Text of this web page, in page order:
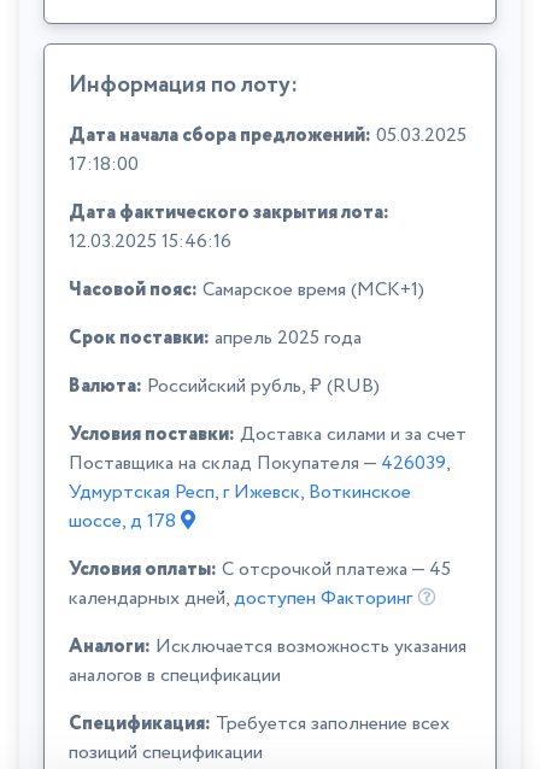
Информация по лоту:
Дата начала сбора предложений: 05.03.2025
17:18:00
Дата фактического закрытия лота:
12.03.2025 15:46:16
Часовой пояс: Самарское время (МСК+1)
Срок поставки: апрель 2025 года
Валюта: Российский рубль, ₽ (RUB)
Условия поставки: Доставка силами и за счет
Поставщика на склад Покупателя — 426039,
Удмуртская Респ, г Ижевск, Воткинское
шоссе, д 178
Условия оплаты: C отсрочкой платежа — 45
календарных дней,доступен Факторинг
Аналоги: Исключается возможность указания
аналогов в спецификации
Спецификация: Требуется заполнение всех
позиций спецификации